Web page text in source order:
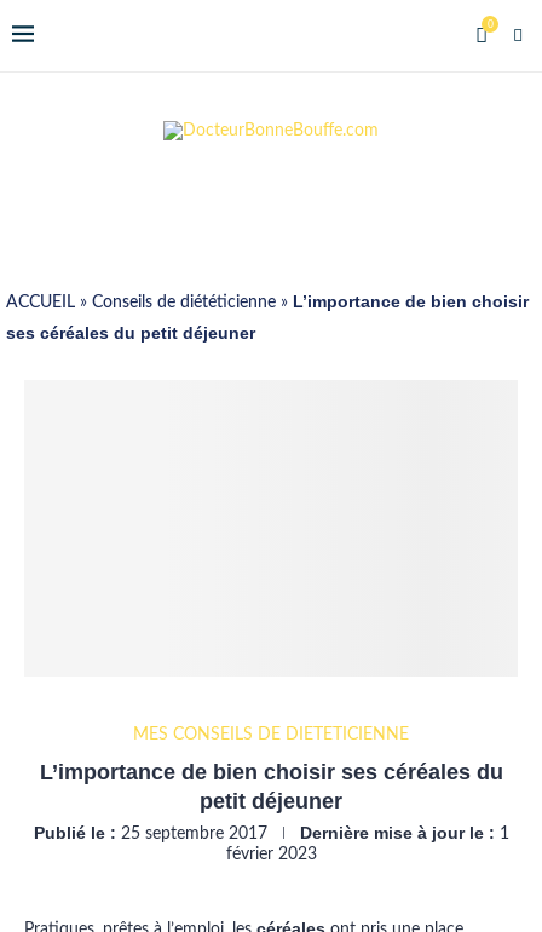
0
ACCUEIL » Conseils de diététicienne » L’importance de bien choisir
ses céréales du petit déjeuner
MES CONSEILS DE DIÉTÉTICIENNE
L’importance de bien choisir ses céréales du
petit déjeuner
Publié le : 25 septembre 2017 Dernière mise à jour le : 1
février 2023
céréales